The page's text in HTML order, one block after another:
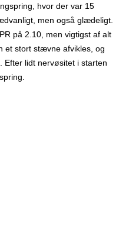
hvor der var 15
men også glædeligt.
på 2.10, men vigtigst af alt
et stort stævne afvikles, og
Efter lidt nervøsitet i starten